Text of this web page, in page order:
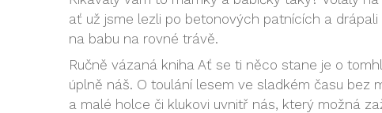
ať už jsme lezli po betonových patnících a
na babu na rovné trávě.
Ručně vázaná kniha Ať se ti něco stane je o
úplně náš. O toulání lesem ve sladkém času bez
a malé holce či klukovi uvnitř nás, který možná